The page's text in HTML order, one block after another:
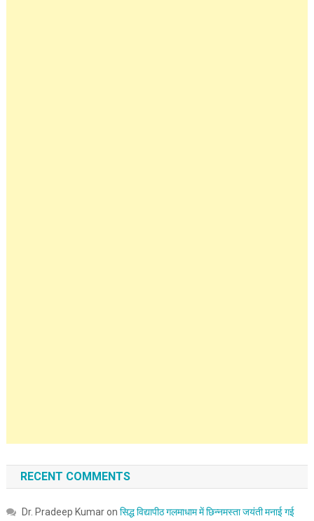
RECENT COMMENTS
Dr. Pradeep Kumaron सिद्ध विद्यापीठ गलमाधाम में छिन्नमस्ता जयंती मनाई गई